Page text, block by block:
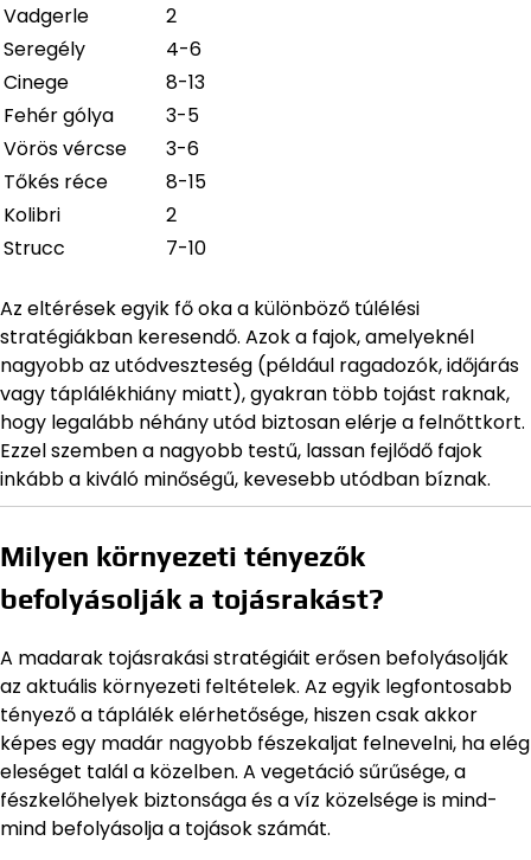
Vadgerle
2
Seregély
4-6
Cinege
8-13
Fehér gólya
3-5
Vörös vércse
3-6
Tőkés réce
8-15
Kolibri
2
Strucc
7-10
Az eltérések egyik fő oka a különböző túlélési
stratégiákban keresendő. Azok a fajok, amelyeknél
nagyobb az utódveszteség (például ragadozók, időjárás
vagy táplálékhiány miatt), gyakran több tojást raknak,
hogy legalább néhány utód biztosan elérje a felnőttkort.
Ezzel szemben a nagyobb testű, lassan fejlődő fajok
inkább a kiváló minőségű, kevesebb utódban bíznak.
Milyen környezeti tényezők
befolyásolják a tojásrakást?
A madarak tojásrakási stratégiáit erősen befolyásolják
az aktuális környezeti feltételek. Az egyik legfontosabb
tényező a táplálék elérhetősége, hiszen csak akkor
képes egy madár nagyobb fészekaljat felnevelni, ha elég
eleséget talál a közelben. A vegetáció sűrűsége, a
fészkelőhelyek biztonsága és a víz közelsége is mind-
mind befolyásolja a tojások számát.